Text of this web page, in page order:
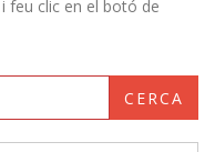
feu clic en el botó de
CERCA